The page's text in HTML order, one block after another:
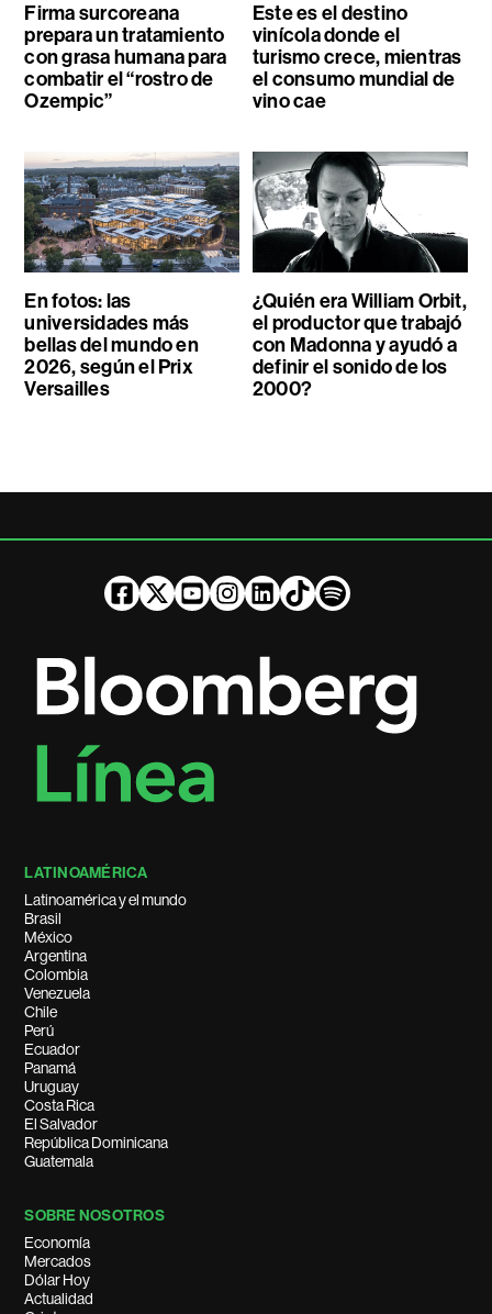
Firma surcoreana
prepara un tratamiento
con grasa humana para
combatir el “rostro de
Ozempic”
Este es el destino
vinícola donde el
turismo crece, mientras
el consumo mundial de
vino cae
En fotos: las
universidades más
bellas del mundo en
2026, según el Prix
Versailles
¿Quién era William Orbit,
el productor que trabajó
con Madonna y ayudó a
definir el sonido de los
2000?
LATINOAMÉRICA
Latinoamérica y el mundo
Brasil
México
Argentina
Colombia
Venezuela
Chile
Perú
Ecuador
Panamá
Uruguay
Costa Rica
El Salvador
República Dominicana
Guatemala
SOBRE NOSOTROS
Economía
Mercados
Dólar Hoy
Actualidad